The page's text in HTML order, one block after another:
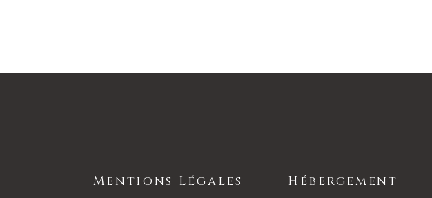
Mentions Légales Hébergement